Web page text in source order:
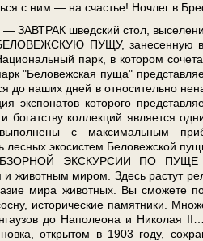
с ним — на сча­стье! Ноч­лег в
— ЗАВ­ТРАК швед­ский стол,
ПУЩУ, за­не­сен­ную в
парк, в ко­то­ром
"Бе­ло­веж­ская пу­ща"
до на­ших дней в от­но­си­тель­но
экс­по­на­тов ко­то­ро­го
богатству кол­лек­ций яв­ля­ет­ся
с максимальным
лесных экосистем Бе­ло­веж­ской
ЭКСКУРСИИ ПО ПУЩЕ Вы
и животным ми­ром. Здесь растут
ми­ра жи­вот­ных. Вы смо­же­те
ис­то­ри­че­ские па­мят­ни­ки.
до На­по­лео­на и Ни­ко­лая
открытом в 1903 го­ду,